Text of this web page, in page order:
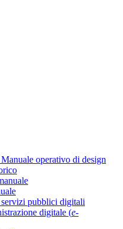
operativo di design
pubblici digitali
digitale (e-